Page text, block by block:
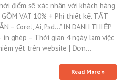
điểm sẽ xác nhận với khách hàng
VAT 10% + Phí thiết kế. TẤT
– Corel, Ai, Psd…” IN DANH THIẾP
in ghép – Thời gian 4 ngày làm việc
yết trên website | Đơn…
Read More »